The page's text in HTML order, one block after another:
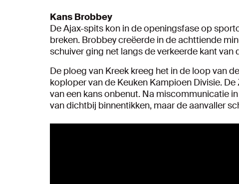
Kans Brobbey
De Ajax-spits kon in de openingsfase op
breken. Brobbey creëerde in de achttiende
schuiver ging net langs de verkeerde kant van
De ploeg van Kreek kreeg het in de loop van
koploper van de Keuken Kampioen Divisie.
van een kans onbenut. Na miscommunicatie
van dichtbij binnentikken, maar de aanvaller